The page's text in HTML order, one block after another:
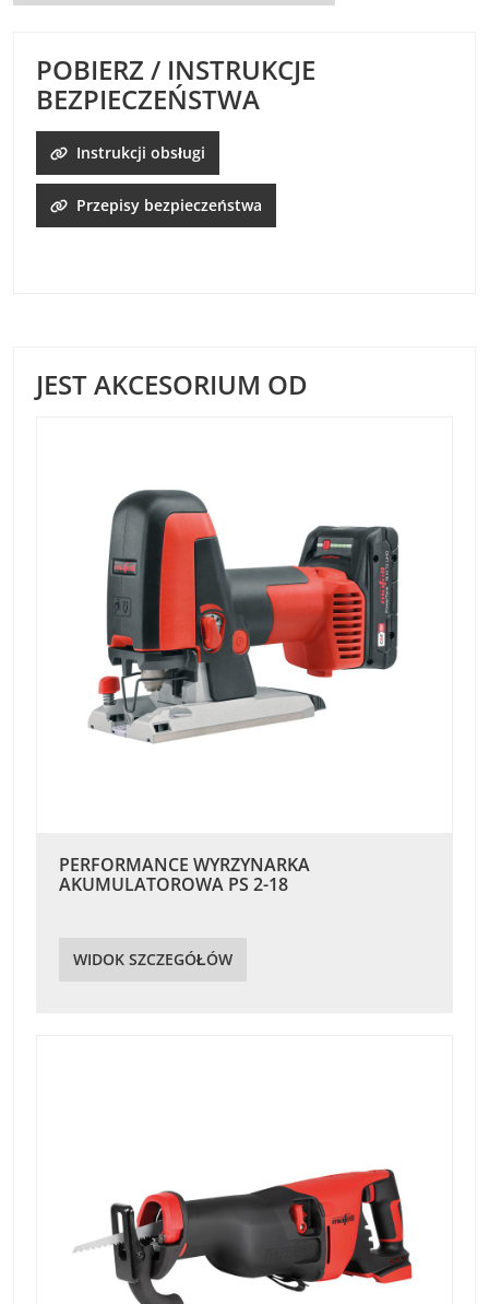
POBIERZ / INSTRUKCJE
BEZPIECZEŃSTWA
Instrukcji obsługi
Przepisy bezpieczeństwa
JEST AKCESORIUM OD
PERFORMANCE WYRZYNARKA
AKUMULATOROWA PS 2-18
WIDOK SZCZEGÓŁÓW